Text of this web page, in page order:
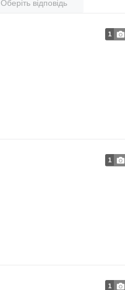
Оберіть відповідь
1
1
1